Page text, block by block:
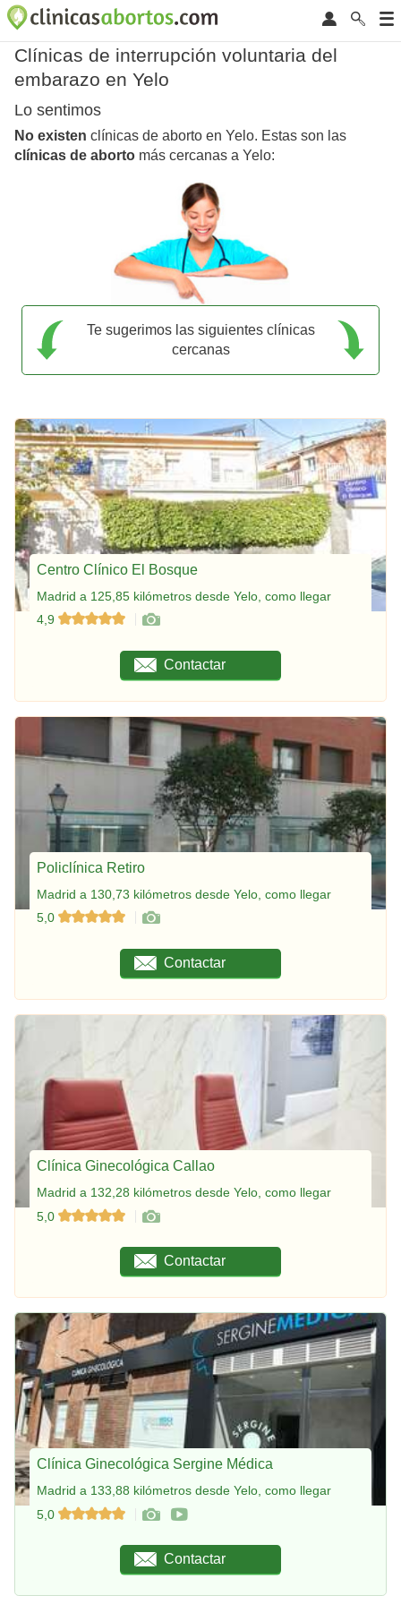
Clínicas de interrupción voluntaria del
embarazo en Yelo
Lo sentimos
No existen clínicas de aborto en Yelo. Estas son las
clínicas de aborto más cercanas a Yelo:
Te sugerimos las siguientes clínicas
cercanas
Centro Clínico El Bosque
Madrid a 125,85 kilómetros desde Yelo, como llegar
4,9
Contactar
Policlínica Retiro
Madrid a 130,73 kilómetros desde Yelo, como llegar
5,0
Contactar
Clínica Ginecológica Callao
Madrid a 132,28 kilómetros desde Yelo, como llegar
5,0
Contactar
Clínica Ginecológica Sergine Médica
Madrid a 133,88 kilómetros desde Yelo, como llegar
5,0
Contactar